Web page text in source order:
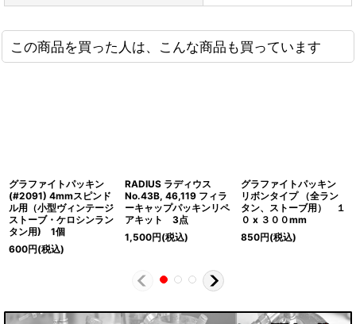
この商品を買った人は、こんな商品も買っています
グラファイトパッキン
(#2091) 4mmスピンド
ル用（小型ヴィンテージ
ストーブ・ケロシンラン
タン用) 1個
600円(税込)
RADIUS ラディウス
No.43B, 46,119 フィラ
ーキャップパッキンリペ
アキット 3点
1,500円(税込)
グラファイトパッキン
リボンタイプ （全ラン
タン、ストーブ用） １
０ x ３００mm
850円(税込)